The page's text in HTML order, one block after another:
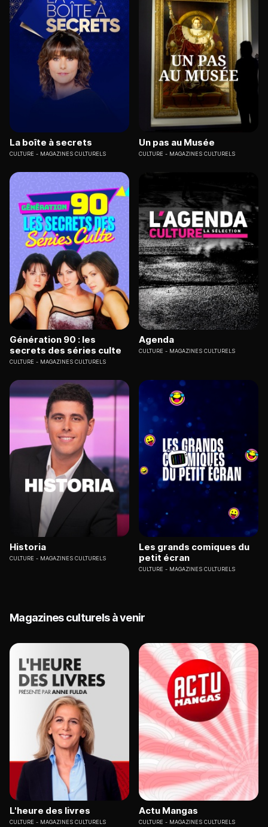
La boîte à secrets
CULTURE MAGAZINES CULTURELS
Un pas au Musée
CULTURE MAGAZINES CULTURELS
Génération 90 : les
secrets des séries culte
CULTURE MAGAZINES CULTURELS
Agenda
CULTURE MAGAZINES CULTURELS
Historia
CULTURE MAGAZINES CULTURELS
Les grands comiques du
petit écran
CULTURE MAGAZINES CULTURELS
Magazines culturels à venir
L'heure des livres
CULTURE MAGAZINES CULTURELS
Actu Mangas
CULTURE MAGAZINES CULTURELS